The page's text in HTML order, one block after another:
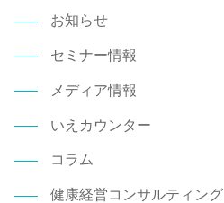
お知らせ
セミナー情報
メディア情報
いえカウンター
コラム
健康経営コンサルティング